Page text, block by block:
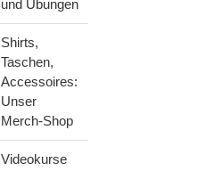
und Übungen
Shirts,
Taschen,
Accessoires:
Unser
Merch-Shop
Videokurse